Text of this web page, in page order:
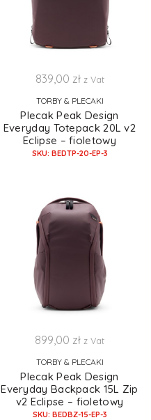
839,00 zł z Vat
TORBY & PLECAKI
Plecak Peak Design
Everyday Totepack 20L v2
Eclipse – fioletowy
SKU: BEDTP-20-EP-3
899,00 zł z Vat
TORBY & PLECAKI
Plecak Peak Design
Everyday Backpack 15L Zip
v2 Eclipse – fioletowy
SKU: BEDBZ-15-EP-3